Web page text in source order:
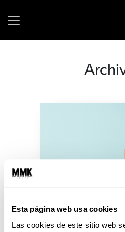
Esta página web usa cookies
Las cookies de este sitio web